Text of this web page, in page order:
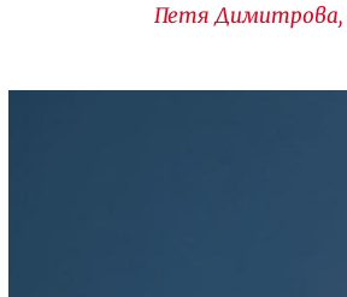
Петя Димитрова,